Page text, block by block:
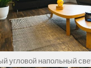
угловой напольный